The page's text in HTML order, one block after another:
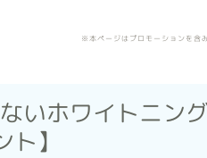
※本ページはプロモーションを含み
いホワイトニン
ト】